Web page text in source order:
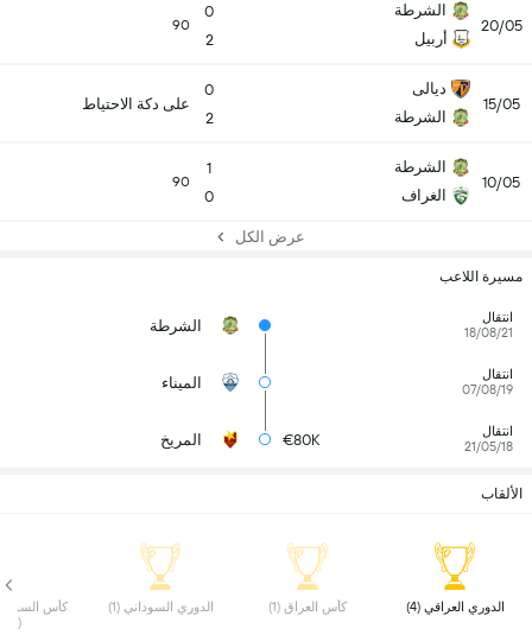
20/05
الشرطة
أربيل
0
2
90
15/05
ديالى
الشرطة
0
2
على دكة الاحتياط
10/05
الشرطة
الغراف
1
0
90
عرض الكل
مسيرة اللاعب
انتقال
18/08/21
الشرطة
انتقال
07/08/19
الميناء
انتقال
21/05/18
€80K المريخ
الألقاب
الدوري العراقي (4) كأس العراق (1)
الدوري السوداني (1)
(1)